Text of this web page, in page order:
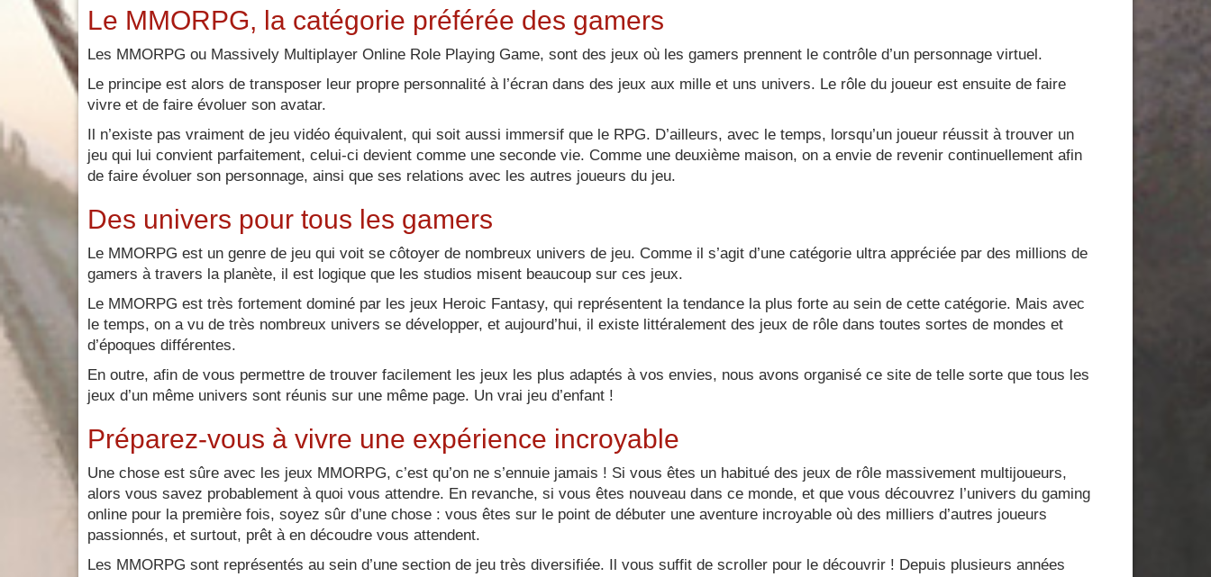
Le MMORPG, la catégorie préférée des gamers
Les MMORPG ou Massively Multiplayer Online Role Playing Game, sont des jeux où les gamers prennent le contrôle d’un personnage virtuel.
Le principe est alors de transposer leur propre personnalité à l’écran dans des jeux aux mille et uns univers. Le rôle du joueur est ensuite de faire
vivre et de faire évoluer son avatar.
Il n’existe pas vraiment de jeu vidéo équivalent, qui soit aussi immersif que le RPG. D’ailleurs, avec le temps, lorsqu’un joueur réussit à trouver un
jeu qui lui convient parfaitement, celui-ci devient comme une seconde vie. Comme une deuxième maison, on a envie de revenir continuellement afin
de faire évoluer son personnage, ainsi que ses relations avec les autres joueurs du jeu.
Des univers pour tous les gamers
Le MMORPG est un genre de jeu qui voit se côtoyer de nombreux univers de jeu. Comme il s’agit d’une catégorie ultra appréciée par des millions de
gamers à travers la planète, il est logique que les studios misent beaucoup sur ces jeux.
Le MMORPG est très fortement dominé par les jeux Heroic Fantasy, qui représentent la tendance la plus forte au sein de cette catégorie. Mais avec
le temps, on a vu de très nombreux univers se développer, et aujourd’hui, il existe littéralement des jeux de rôle dans toutes sortes de mondes et
d’époques différentes.
En outre, afin de vous permettre de trouver facilement les jeux les plus adaptés à vos envies, nous avons organisé ce site de telle sorte que tous les
jeux d’un même univers sont réunis sur une même page. Un vrai jeu d’enfant !
Préparez-vous à vivre une expérience incroyable
Une chose est sûre avec les jeux MMORPG, c’est qu’on ne s’ennuie jamais ! Si vous êtes un habitué des jeux de rôle massivement multijoueurs,
alors vous savez probablement à quoi vous attendre. En revanche, si vous êtes nouveau dans ce monde, et que vous découvrez l’univers du gaming
online pour la première fois, soyez sûr d’une chose : vous êtes sur le point de débuter une aventure incroyable où des milliers d’autres joueurs
passionnés, et surtout, prêt à en découdre vous attendent.
Les MMORPG sont représentés au sein d’une section de jeu très diversifiée. Il vous suffit de scroller pour le découvrir ! Depuis plusieurs années